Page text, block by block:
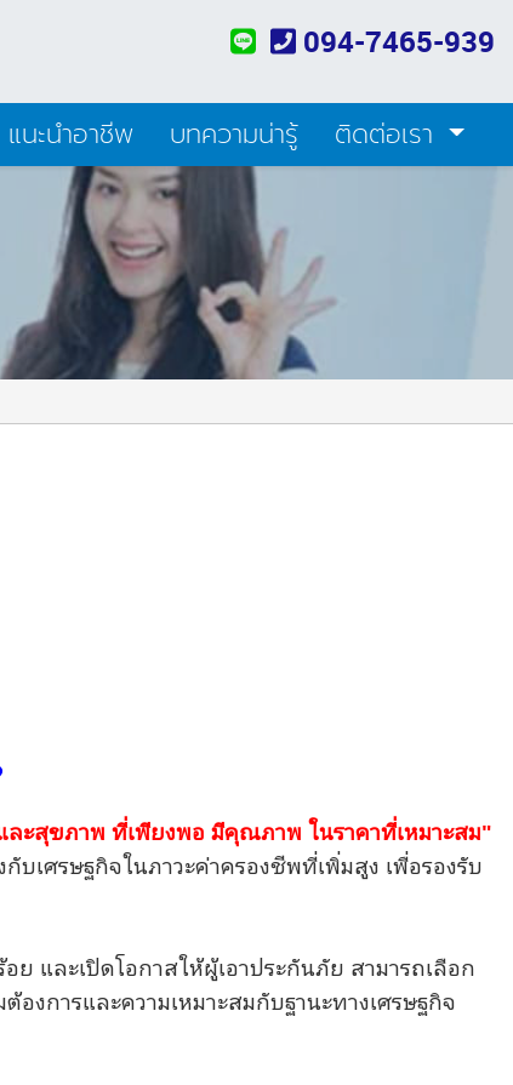
094-7465-939
แนะนำอาชีพ บทความน่ารู้ ติดต่อเรา
ะสุขภาพ ที่เพียงพอ มีคุณภาพ ในราคาที่เหมาะสม"
บเศรษฐกิจในภาวะค่าครองชีพที่เพิ่มสูง เพื่อรองรับ
ย และเปิดโอกาสให้ผู้เอาประกันภัย สามารถเลือก
งการและความเหมาะสมกับฐานะทางเศรษฐกิจ